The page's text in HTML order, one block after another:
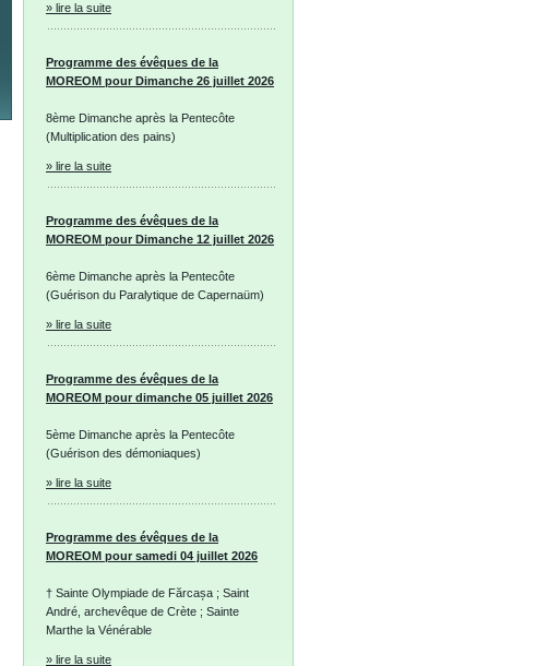
» lire la suite
Programme des évêques de la
MOREOM pour Dimanche 26 juillet 2026
8ème Dimanche après la Pentecôte
(Multiplication des pains)
» lire la suite
Programme des évêques de la
MOREOM pour Dimanche 12 juillet 2026
6ème Dimanche après la Pentecôte
(Guérison du Paralytique de Capernaüm)
» lire la suite
Programme des évêques de la
MOREOM pour dimanche 05 juillet 2026
5ème Dimanche après la Pentecôte
(Guérison des démoniaques)
» lire la suite
Programme des évêques de la
MOREOM pour samedi 04 juillet 2026
† Sainte Olympiade de Fărcașa ; Saint
André, archevêque de Crète ; Sainte
Marthe la Vénérable
» lire la suite